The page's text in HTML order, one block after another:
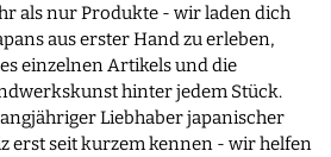
als nur Produkte - wir laden dich
aus erster Hand zu erleben,
einzelnen Artikels und die
hinter jedem Stück.
Liebhaber japanischer
erst seit kurzem kennen - wir helfen